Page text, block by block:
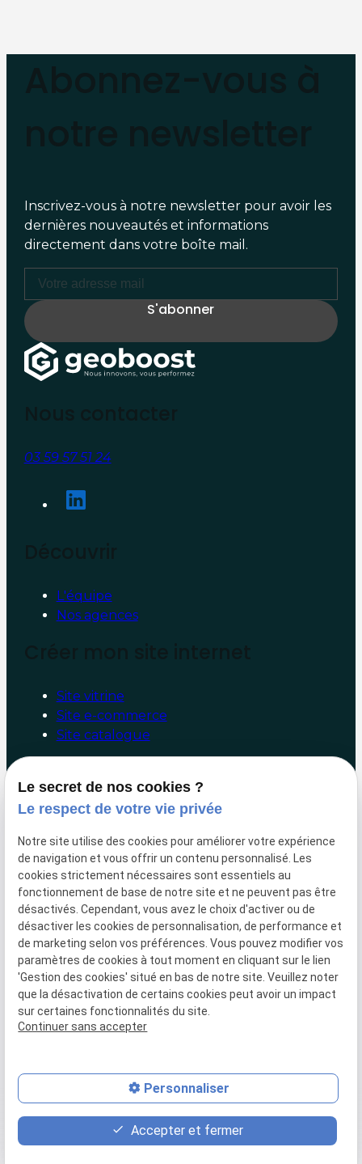
Inscrivez-vous à notre newsletter pour avoir les
dernières nouveautés et informations
directement dans votre boîte mail.
03 59 57 51 24
L'équipe
Nos agences
Site vitrine
Site e-commerce
Site catalogue
Audit/Conseil
Facebook/Google Ads
Référencement naturel
Marketing digital
Liens utiles
Hotline
Paiement en ligne
Mentions légales
Politique de confidentialité
Gestion des cookies
place
Plan d'accès
contact_page
Contact
phone
03 59 57 51 24
Le secret de nos cookies ?
Le respect de votre vie privée
Notre site utilise des cookies pour améliorer votre expérience
de navigation et vous offrir un contenu personnalisé. Les
cookies strictement nécessaires sont essentiels au
fonctionnement de base de notre site et ne peuvent pas être
désactivés. Cependant, vous avez le choix d'activer ou de
désactiver les cookies de personnalisation, de performance et
de marketing selon vos préférences. Vous pouvez modifier vos
paramètres de cookies à tout moment en cliquant sur le lien
'Gestion des cookies' situé en bas de notre site. Veuillez noter
que la désactivation de certains cookies peut avoir un impact
sur certaines fonctionnalités du site.
Continuer sans accepter
Personnaliser
Accepter et fermer